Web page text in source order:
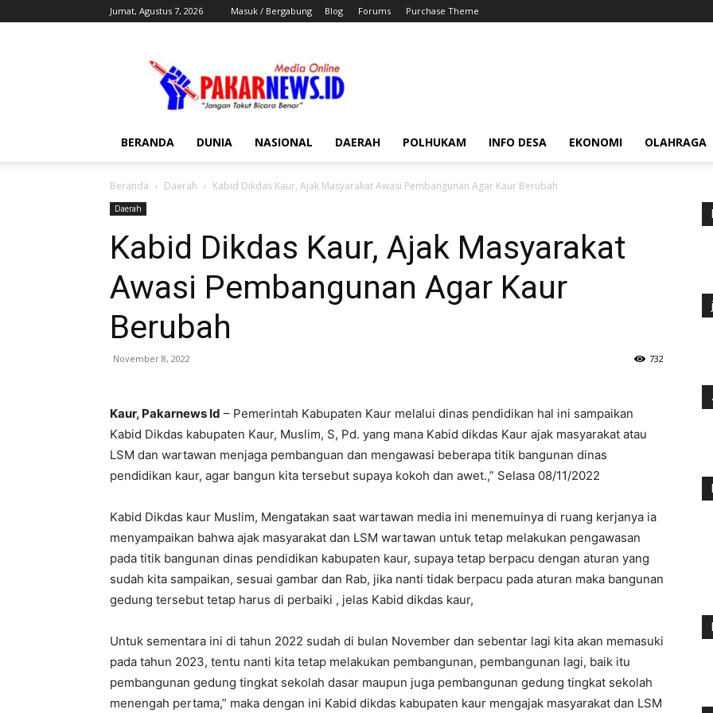
Jumat, Agustus 7, 2026 Masuk / Bergabung Blog Forums Purchase Theme
BERANDA DUNIA NASIONAL DAERAH POLHUKAM INFO DESA EKONOMI OLAHRAGA
Beranda Daerah Kabid Dikdas Kaur, Ajak Masyarakat Awasi Pembangunan Agar Kaur Berubah
Daerah
Kabid Dikdas Kaur, Ajak Masyarakat
Awasi Pembangunan Agar Kaur
Berubah
November 8, 2022 732
Kaur, Pakarnews Id – Pemerintah Kabupaten Kaur melalui dinas pendidikan hal ini sampaikan
Kabid Dikdas kabupaten Kaur, Muslim, S, Pd. yang mana Kabid dikdas Kaur ajak masyarakat atau
LSM dan wartawan menjaga pembanguan dan mengawasi beberapa titik bangunan dinas
pendidikan kaur, agar bangun kita tersebut supaya kokoh dan awet.,” Selasa 08/11/2022
Kabid Dikdas kaur Muslim, Mengatakan saat wartawan media ini menemuinya di ruang kerjanya ia
menyampaikan bahwa ajak masyarakat dan LSM wartawan untuk tetap melakukan pengawasan
pada titik bangunan dinas pendidikan kabupaten kaur, supaya tetap berpacu dengan aturan yang
sudah kita sampaikan, sesuai gambar dan Rab, jika nanti tidak berpacu pada aturan maka bangunan
gedung tersebut tetap harus di perbaiki , jelas Kabid dikdas kaur,
Untuk sementara ini di tahun 2022 sudah di bulan November dan sebentar lagi kita akan memasuki
pada tahun 2023, tentu nanti kita tetap melakukan pembangunan, pembangunan lagi, baik itu
pembangunan gedung tingkat sekolah dasar maupun juga pembangunan gedung tingkat sekolah
menengah pertama,” maka dengan ini Kabid dikdas kabupaten kaur mengajak masyarakat dan LSM